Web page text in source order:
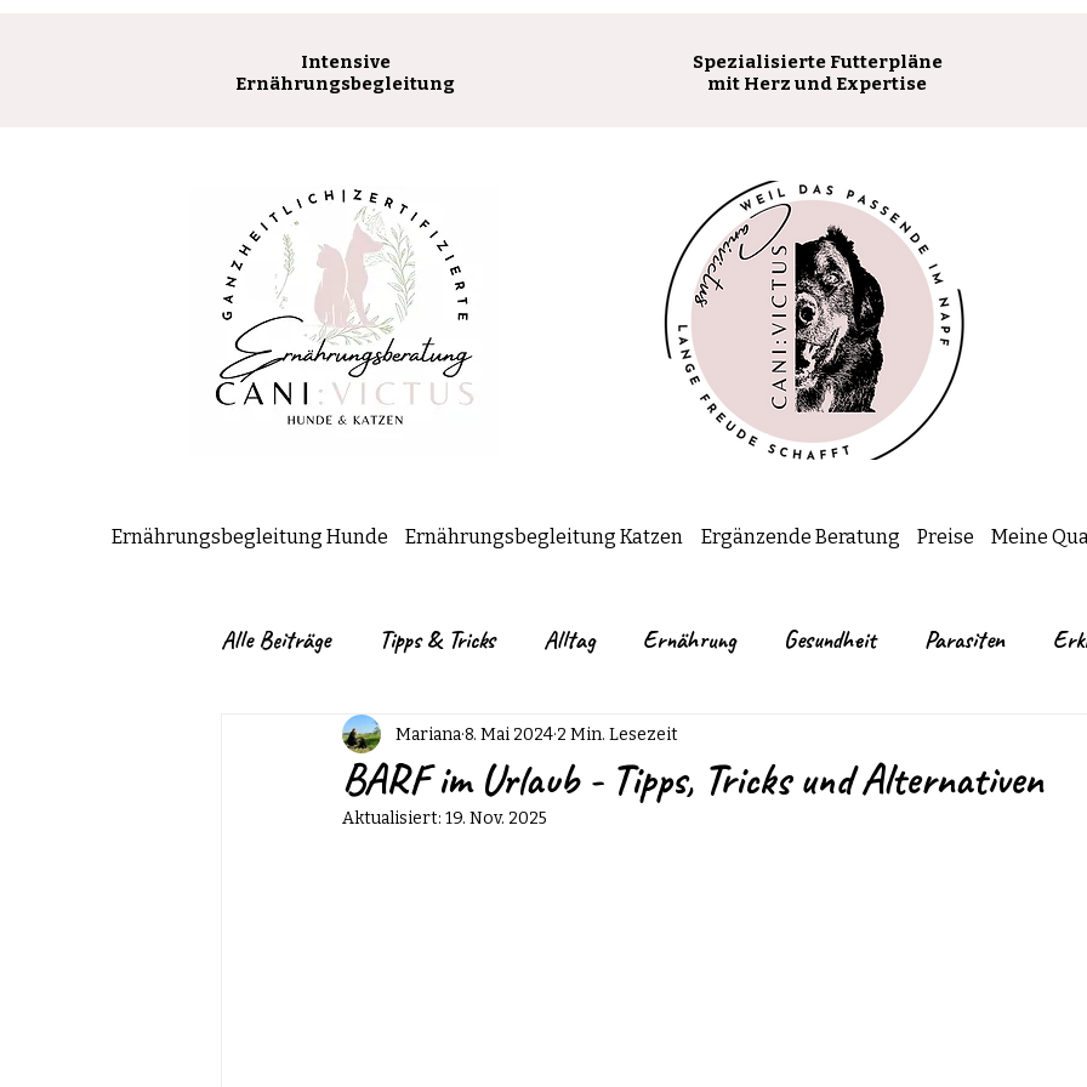
Intensive
Ernährungsbegleitung
Spezialisierte Futterpläne
mit Herz und Expertise
Ernährungsbegleitung Hunde Ernährungsbegleitung Katzen Ergänzende Beratung Preise Meine
Alle Beiträge Tipps & Tricks Alltag Ernährung Gesundheit Parasiten
Kräuter für Hunde Fütterungsmethoden
Hundefutter DIY Tipp und Tricks
BARF im Urlaub - Tipps, Tricks und Alternativen
Mariana8. Mai 2024 2 Min. Lesezeit
Aktualisiert: 19. Nov. 2025